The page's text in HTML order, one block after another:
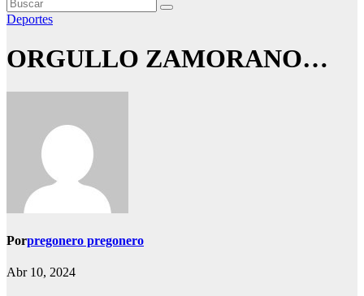
Deportes
ORGULLO ZAMORANO…
Porpregonero pregonero
Abr 10, 2024